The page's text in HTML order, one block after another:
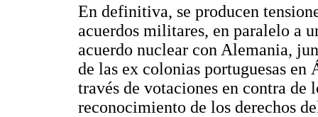
En definitiva, se producen
acuerdos militares, en paralelo a
acuerdo nuclear con Alemania,
de las ex colonias portuguesas
través de votaciones en contra de
reconocimiento de los derechos